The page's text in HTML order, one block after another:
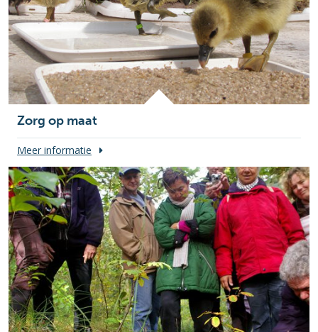
Zorg op maat
Meer informatie